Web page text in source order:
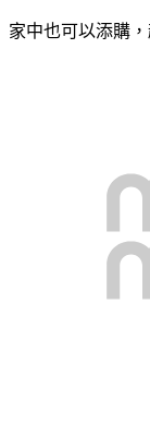
家中也可以添購